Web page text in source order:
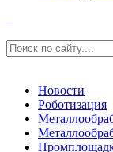
Новости
Роботизация